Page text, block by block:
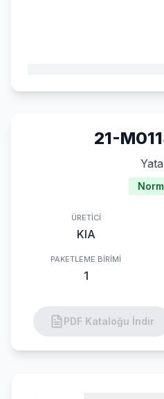
21-
ÜRETICI
KIA
PAKETLEME BIRIMI
1
PDF Kataloğu İndir